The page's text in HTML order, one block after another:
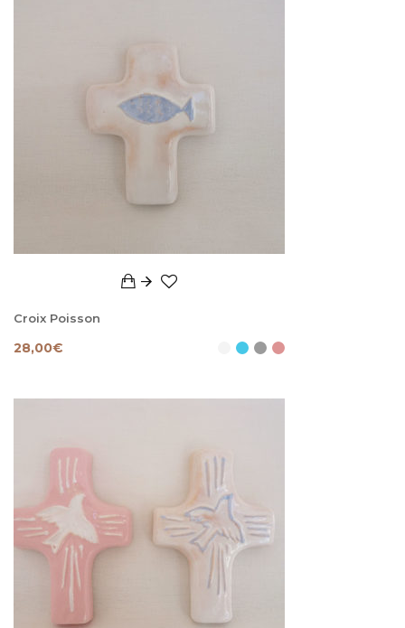
Croix Poisson
28,00€